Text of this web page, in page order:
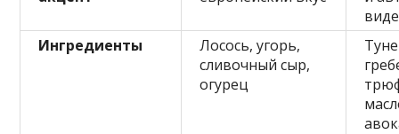
Ингредиенты
Лосось, угорь,
сливочный сыр,
огурец